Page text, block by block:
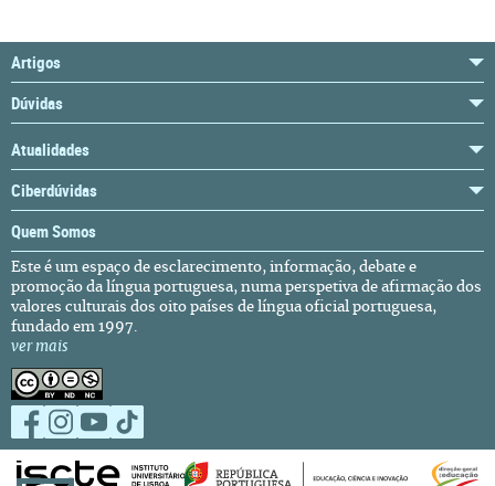
Artigos
Dúvidas
Atualidades
Ciberdúvidas
Quem Somos
Este é um espaço de esclarecimento, informação, debate e
promoção da língua portuguesa, numa perspetiva de afirmação dos
valores culturais dos oito países de língua oficial portuguesa,
fundado em 1997.
ver mais